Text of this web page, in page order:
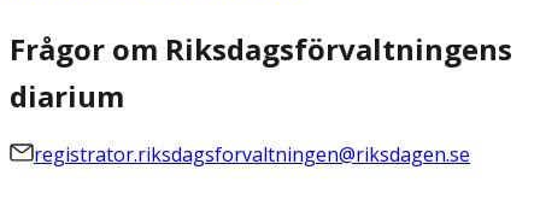
Frågor om Riksdagsförvaltningens
diarium
registrator.riksdagsforvaltningen@riksdagen.se